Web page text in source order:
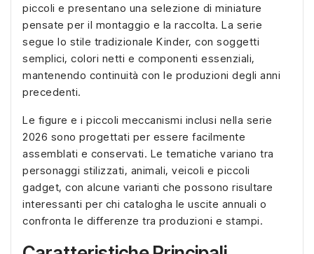
piccoli e presentano una selezione di miniature
pensate per il montaggio e la raccolta. La serie
segue lo stile tradizionale Kinder, con soggetti
semplici, colori netti e componenti essenziali,
mantenendo continuità con le produzioni degli anni
precedenti.
Le figure e i piccoli meccanismi inclusi nella serie
2026 sono progettati per essere facilmente
assemblati e conservati. Le tematiche variano tra
personaggi stilizzati, animali, veicoli e piccoli
gadget, con alcune varianti che possono risultare
interessanti per chi catalogha le uscite annuali o
confronta le differenze tra produzioni e stampi.